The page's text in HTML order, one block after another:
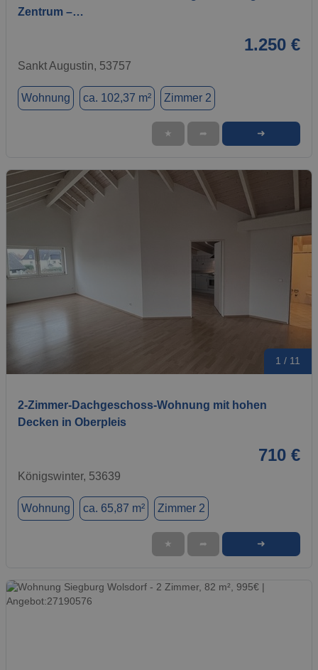
Zentrum –…
1.250 €
Sankt Augustin, 53757
Wohnung ca. 102,37 m² Zimmer 2
★ ➦ ➜
1 / 11
2-Zimmer-Dachgeschoss-Wohnung mit hohen
Decken in Oberpleis
710 €
Königswinter, 53639
Wohnung ca. 65,87 m² Zimmer 2
★ ➦ ➜